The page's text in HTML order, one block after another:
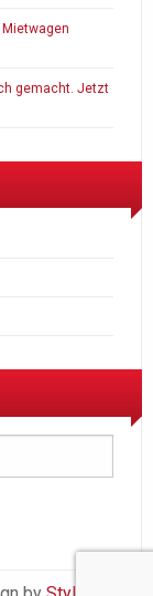
gemacht. Jetzt